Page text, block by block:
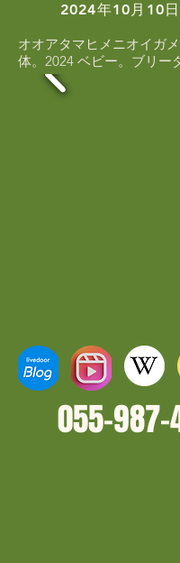
2024年10月10
オオアタマヒメニオイガ
体。2024 ベビー。ブリー
によりセール価格にて販
055-987-